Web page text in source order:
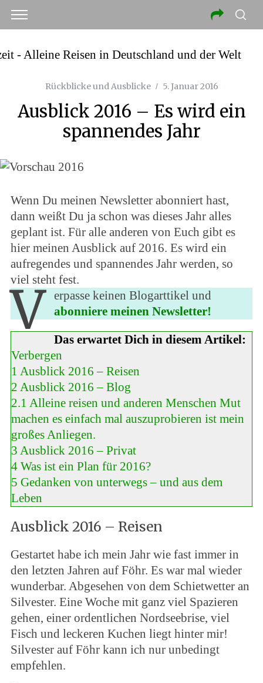
Rückblicke und Ausblicke 5. Januar 2016
Ausblick 2016 – Es wird ein
spannendes Jahr
Wenn Du meinen Newsletter abonniert hast,
dann weißt Du ja schon was dieses Jahr alles
geplant ist. Für alle anderen von Euch gibt es
hier meinen Ausblick auf 2016. Es wird ein
aufregendes und spannendes Jahr werden, so
viel steht fest.
V
erpasse keinen Blogarttikel und
abonniere meinen Newsletter!
Das erwartet Dich in diesem Artikel:
Verbergen
1 Ausblick 2016 – Reisen
2 Ausblick 2016 – Blog
2.1 Alleine reisen und anderen Menschen Mut
machen es einfach mal auszuprobieren ist mein
großes Anliegen.
3 Ausblick 2016 – Privat
4 Was ist ein Plan für 2016?
5 Gedanken von unterwegs – und aus dem
Leben
Ausblick 2016 – Reisen
Gestartet habe ich mein Jahr wie fast immer in
den letzten Jahren auf Föhr. Es war mal wieder
wunderbar. Abgesehen von dem Schietwetter an
Silvester. Eine Woche mit ganz viel Spazieren
gehen, einer ordentlichen Nordseebrise, viel
Fisch und leckeren Kuchen liegt hinter mir!
Silvester auf Föhr kann ich nur unbedingt
empfehlen.